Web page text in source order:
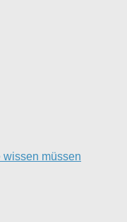
wissen müssen